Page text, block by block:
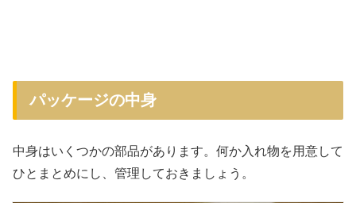
パッケージの中身
中身はいくつかの部品があります。何か入れ物を用意して
ひとまとめにし、管理しておきましょう。